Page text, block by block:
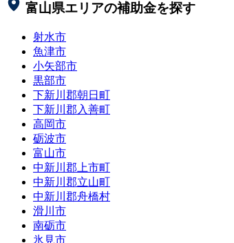
富山県エリアの補助金を探す
射水市
魚津市
小矢部市
黒部市
下新川郡朝日町
下新川郡入善町
高岡市
砺波市
富山市
中新川郡上市町
中新川郡立山町
中新川郡舟橋村
滑川市
南砺市
氷見市